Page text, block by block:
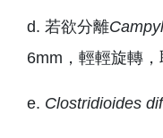
d. 若欲分離
6mm，輕輕旋轉，
e. Clostridioides